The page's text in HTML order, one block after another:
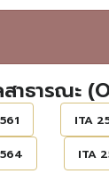
าธารณะ
ITA
ITA